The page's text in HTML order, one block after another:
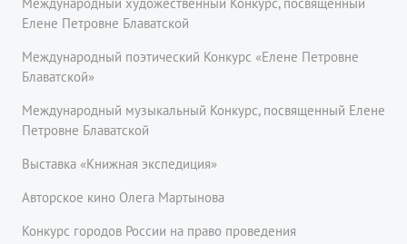
Елене Петровне Блаватской
Международный поэтический Конкурс «Елене Петровне
Блаватской»
Международный музыкальный Конкурс, посвященный Елене
Петровне Блаватской
Выставка «Книжная экспедиция»
Авторское кино Олега Мартынова
Конкурс городов России на право проведения